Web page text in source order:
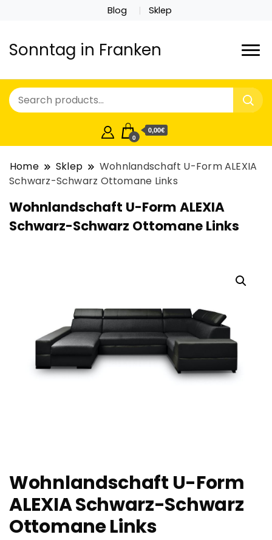
Blog Sklep
Sonntag in Franken
0
0,00€
Home Sklep
Wohnlandschaft U-Form ALEXIA
Schwarz-Schwarz Ottomane Links
Wohnlandschaft U-Form ALEXIA
Schwarz-Schwarz Ottomane Links
Wohnlandschaft U-Form
ALEXIA Schwarz-Schwarz
Ottomane Links